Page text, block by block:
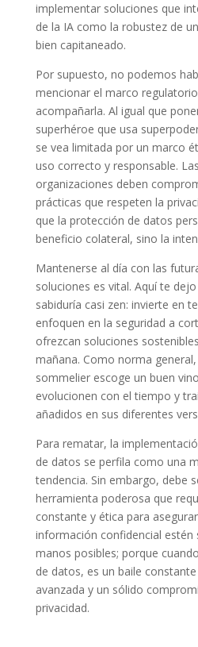
implementar soluciones que
de la IA como la robustez de
bien capitaneado.
Por supuesto, no podemos
mencionar el marco
acompañarla. Al igual que
superhéroe que usa
se vea limitada por un marco
uso correcto y responsable.
organizaciones deben
prácticas que respeten la
que la protección de datos
beneficio colateral, sino la
Mantenerse al día con las
soluciones es vital. Aquí te
sabiduría casi zen: invierte en
enfoquen en la seguridad a
ofrezcan soluciones
mañana. Como norma
sommelier escoge un buen
evolucionen con el tiempo y
añadidos en sus diferentes
Para rematar, la
de datos se perfila como una
tendencia. Sin embargo, debe
herramienta poderosa que
constante y ética para
información confidencial estén
manos posibles; porque
de datos, es un baile
avanzada y un sólido
privacidad.